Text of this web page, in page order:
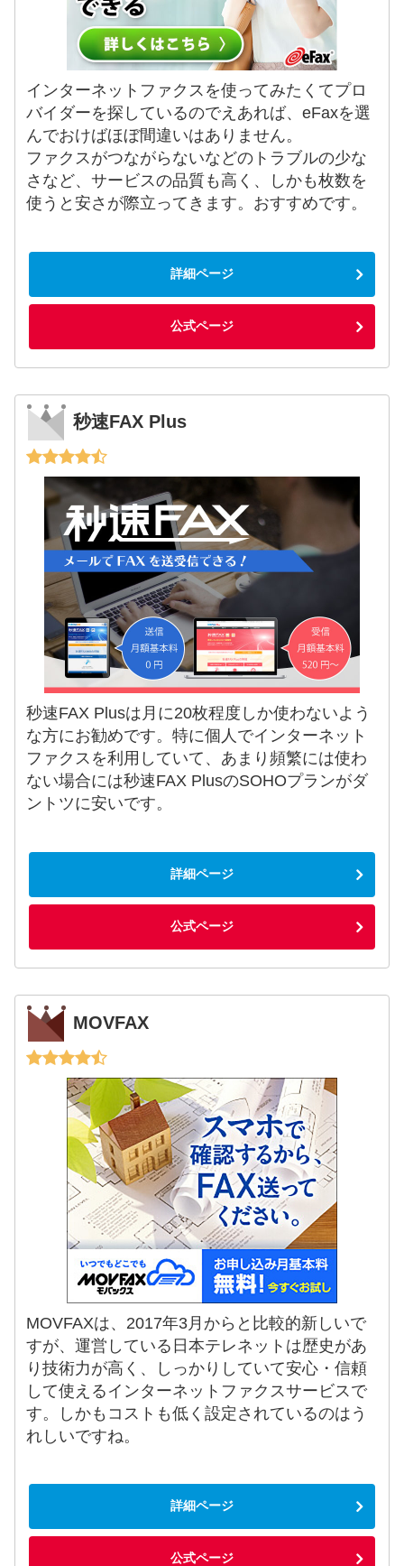
インターネットファクスを使ってみたくてプロ
バイダーを探しているのでえあれば、eFaxを選
んでおけばほぼ間違いはありません。
ファクスがつながらないなどのトラブルの少な
さなど、サービスの品質も高く、しかも枚数を
使うと安さが際立ってきます。おすすめです。
詳細ページ
公式ページ
秒速FAX Plus
秒速FAX Plusは月に20枚程度しか使わないよう
な方にお勧めです。特に個人でインターネット
ファクスを利用していて、あまり頻繁には使わ
ない場合には秒速FAX PlusのSOHOプランがダ
ントツに安いです。
詳細ページ
公式ページ
MOVFAX
MOVFAXは、2017年3月からと比較的新しいで
すが、運営している日本テレネットは歴史があ
り技術力が高く、しっかりしていて安心・信頼
して使えるインターネットファクスサービスで
す。しかもコストも低く設定されているのはう
れしいですね。
詳細ページ
公式ページ